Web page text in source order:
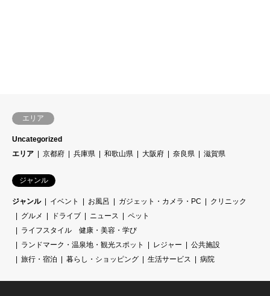
エリア
Uncategorized
エリア
京都府 兵庫県 和歌山県 大阪府 奈良県 滋賀県
ジャンル
ジャンル イベント お風呂 ガジェット・カメラ・PC
クリニック
グルメ
ドライブ ニュース
ペット
ライフスタイル 健康・美容・学び
ランドマーク・温泉地・観光スポット
レジャー
公共施設
旅行・宿泊
暮らし・ショッピング 生活サービス 病院